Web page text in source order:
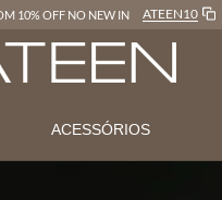
ACIMA DE R$600 LOJAONLINE
ACESSÓRIOS